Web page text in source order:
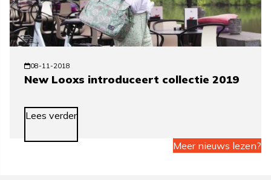
08-11-2018
New Looxs introduceert collectie 2019
Lees verder
Meer nieuws lezen?